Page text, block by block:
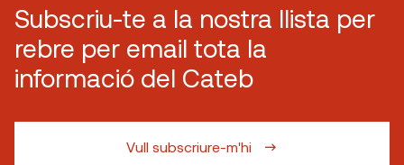
Subscriu-te a la nostra llista per
rebre per email tota la
informació del Cateb
Vull subscriure-m'hi